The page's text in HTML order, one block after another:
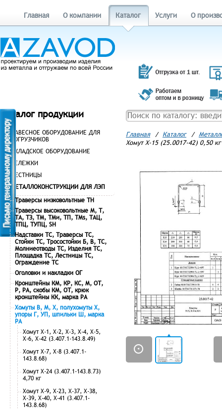
Главная О компании Каталог Услуги О
Каталог продукции
НАВЕСНОЕ ОБОРУДОВАНИЕ ДЛЯ
ПОГРУЗЧИКОВ
СКЛАДСКОЕ ОБОРУДОВАНИЕ
ТЕЛЕЖКИ
ЛЕСТНИЦЫ
МЕТАЛЛОКОНСТРУКЦИИ ДЛЯ ЛЭП
Траверсы низковольтные ТН
Траверсы высоковольтные М, Т,
ТА, ТЗ, ТМ, ТМи, ТП, ТМs, ТАЦ,
ТПЦ, ТУПЦ, SH
Надставки ТС, Траверсы ТС,
Стойки ТС, Тросостойки Б, В, ТС,
Молниеотводы ТС, Изделия ТС,
Площадка ТС, Лестницы ТС,
Ограждение ТС
Оголовки и накладки ОГ
Кронштейны КМ, КР, КС, М, ОТ,
Р, РА, скобы КМ, ОТ, крюк
кронштейны КК, марка РА
Хомуты В, М, Х, полухомуты Х,
упоры Г, УП, шпильки Ш, марка
РА
Хомут Х-1, Х-2, Х-3, Х-4, Х-5,
Х-6, Х-42 (3.407.1-143.8.49)
Хомут Х-7, Х-8 (3.407.1-
143.8.68)
Хомут Х-24 (3.407.1-143.8.73)
4,70 кг
Хомут Х-9, Х-23, Х-37, Х-38,
Х-39, Х-40, Х-41 (3.407.1-
143.8.68)
Главная / Каталог /
Хомут Х-15 (25.0017-42) 0,50 кг